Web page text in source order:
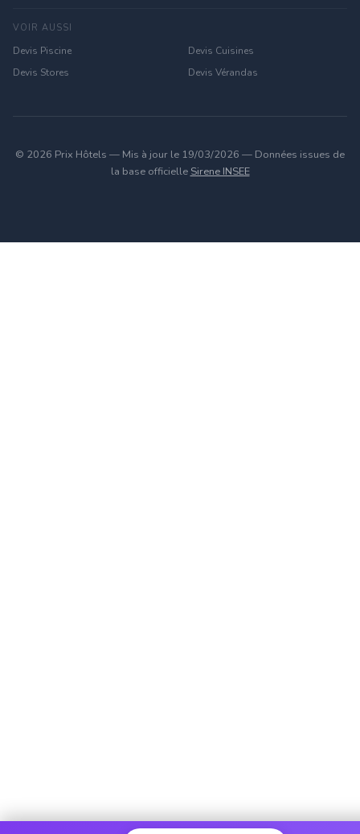
VOIR AUSSI
Devis Piscine
Devis Cuisines
Devis Stores
Devis Vérandas
© 2026 Prix Hôtels — Mis à jour le 19/03/2026 — Données issues de
la base officielle Sirene INSEE